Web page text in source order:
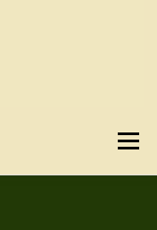
Menü